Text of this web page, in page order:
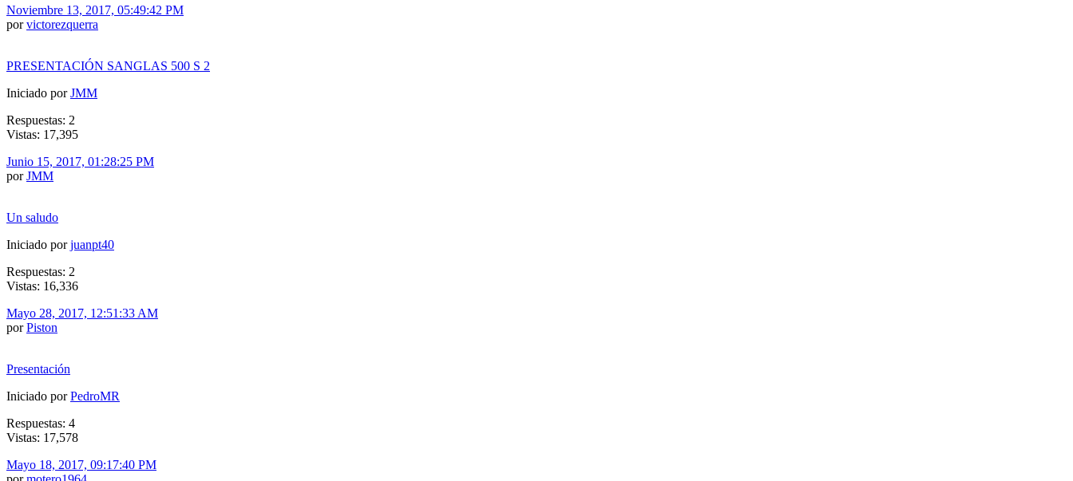
Noviembre 13, 2017, 05:49:42 PM
porvictorezquerra
PRESENTACIÓN SANGLAS 500 S 2
Iniciado porJMM
Respuestas: 2
Vistas: 17,395
Junio 15, 2017, 01:28:25 PM
porJMM
Un saludo
Iniciado porjuanpt40
Respuestas: 2
Vistas: 16,336
Mayo 28, 2017, 12:51:33 AM
porPiston
Presentación
Iniciado porPedroMR
Respuestas: 4
Vistas: 17,578
Mayo 18, 2017, 09:17:40 PM